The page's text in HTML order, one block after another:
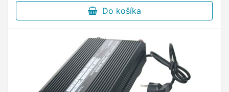
Do košíka